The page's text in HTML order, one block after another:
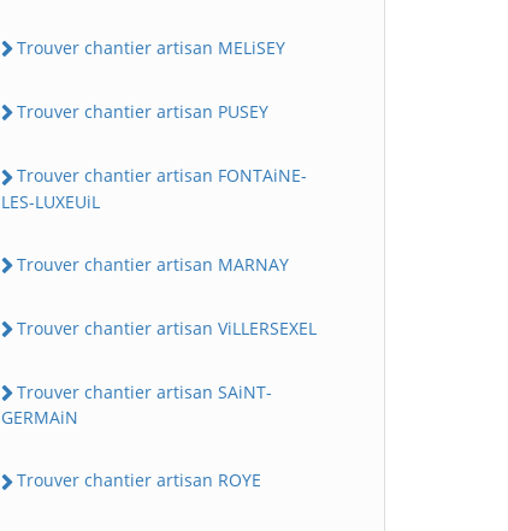
Trouver chantier artisan MELiSEY
Trouver chantier artisan PUSEY
Trouver chantier artisan FONTAiNE-
LES-LUXEUiL
Trouver chantier artisan MARNAY
Trouver chantier artisan ViLLERSEXEL
Trouver chantier artisan SAiNT-
GERMAiN
Trouver chantier artisan ROYE